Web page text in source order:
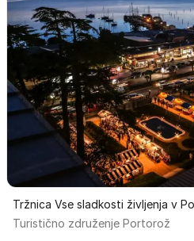
Tržnica Vse sladkosti življenja v
Turistično združenje Portorož